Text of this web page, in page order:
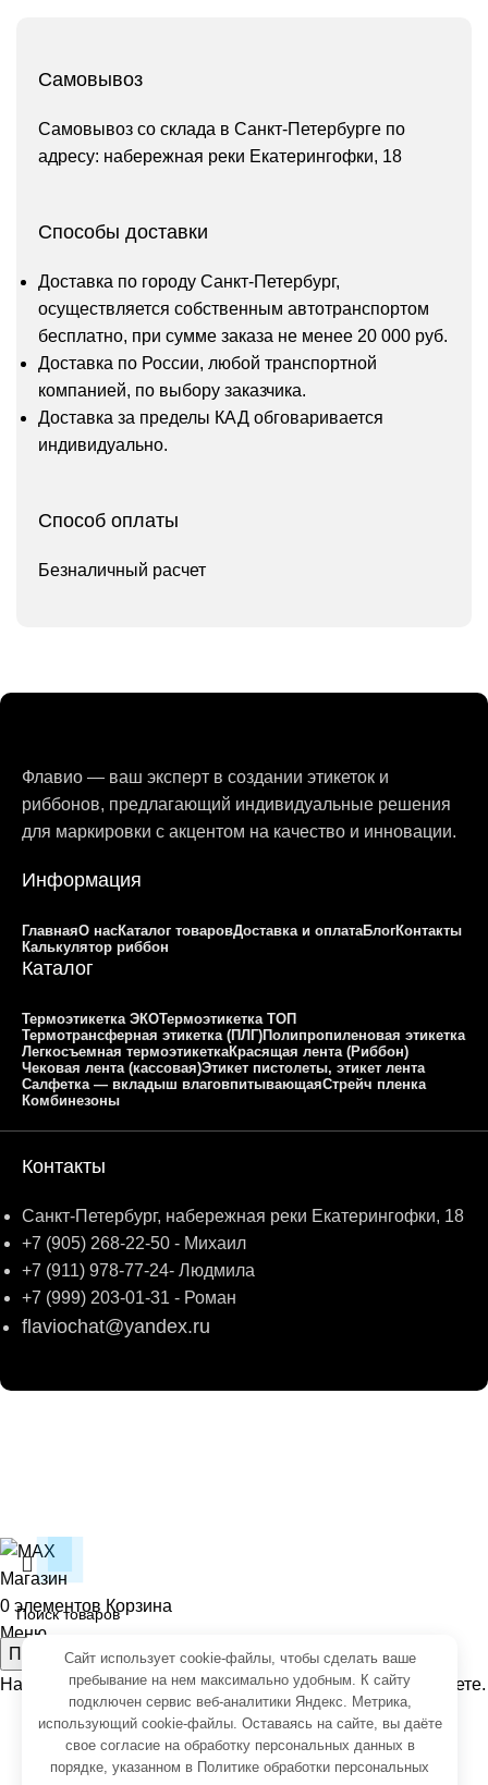
Самовывоз
Самовывоз со склада в Санкт-Петербурге по
адресу: набережная реки Екатерингофки, 18
Способы доставки
Доставка по городу Санкт-Петербург,
осуществляется собственным автотранспортом
бесплатно, при сумме заказа не менее 20 000 руб.
Доставка по России, любой транспортной
компанией, по выбору заказчика.
Доставка за пределы КАД обговаривается
индивидуально.
Способ оплаты
Безналичный расчет
Флавио — ваш эксперт в создании этикеток и
риббонов, предлагающий индивидуальные решения
для маркировки с акцентом на качество и инновации.
Информация
ГлавнаяО насКаталог товаровДоставка и оплатаБлогКонтакты
Калькулятор риббон
Каталог
Термоэтикетка ЭКОТермоэтикетка ТОП
Термотрансферная этикетка (ПЛГ)Полипропиленовая этикетка
Легкосъемная термоэтикеткаКрасящая лента (Риббон)
Чековая лента (кассовая)Этикет пистолеты, этикет лента
Салфетка — вкладыш влаговпитывающаяСтрейч пленка
Комбинезоны
Контакты
Санкт-Петербург, набережная реки Екатерингофки, 18
+7 (905) 268-22-50 - Михаил
+7 (911) 978-77-24- Людмила
+7 (999) 203-01-31 - Роман
flaviochat@yandex.ru
Поиск
Начните вводить чтобы увидеть товары, которые вы ищете.
Магазин
0 элементов Корзина
Меню
Сайт использует cookie-файлы, чтобы сделать ваше
пребывание на нем максимально удобным. К cайту
подключен сервис веб-аналитики Яндекс. Метрика,
использующий cookie-файлы. Оставаясь на сайте, вы даёте
свое согласие на обработку персональных данных в
порядке, указанном в Политике обработки персональных